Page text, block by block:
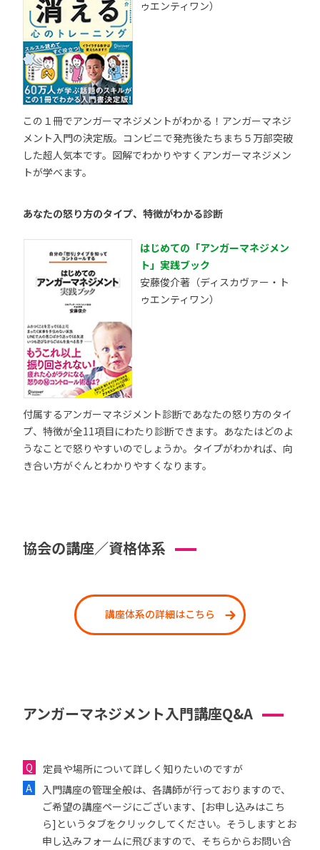
ゥエンティワン）
この１冊でアンガーマネジメントがわかる！アンガーマネジ
メント入門の決定版。コンビニで発売後たちまち５万部突破
した超人気本です。図解でわかりやすくアンガーマネジメン
トが学べます。
あなたの怒り方のタイプ、特徴がわかる診断
はじめての「アンガーマネジメン
ト」実践ブック
安藤俊介著（ディスカヴァー・ト
ゥエンティワン）
付属するアンガーマネジメント診断であなたの怒り方のタイ
プ、特徴が全11項目にわたり診断できます。あなたはどのよ
うなことで怒りやすいのでしょうか。タイプがわかれば、向
き合い方がぐんとわかりやすくなります。
協会の講座／資格体系
講座体系の詳細はこちら
アンガーマネジメント入門講座Q&A
定員や場所について詳しく知りたいのですが
入門講座の管理全般は、各講師が行っておりますので、
ご希望の講座ページにございます、[お申し込みはこち
ら]というタブをクリックしてください。そうしますとお
申し込みフォームに飛びますので、そちらからお問い合